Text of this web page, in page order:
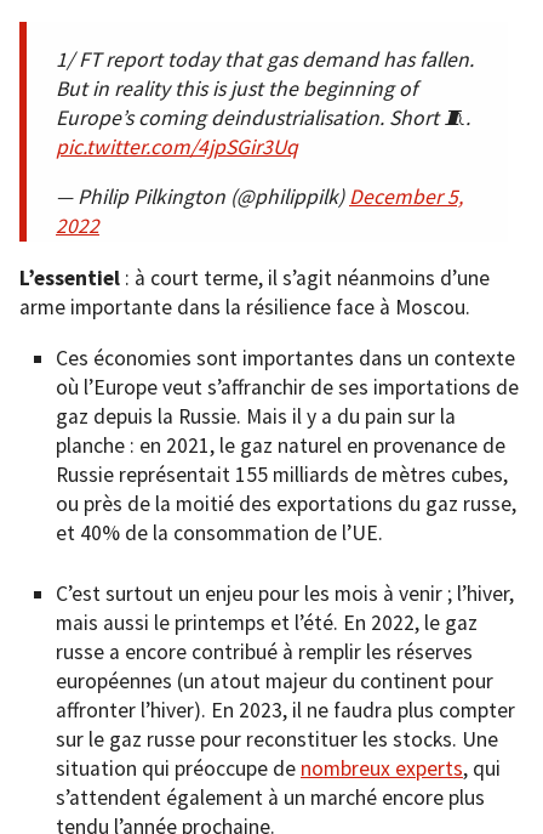
1/ FT report today that gas demand has fallen.
But in reality this is just the beginning of
Europe’s coming deindustrialisation. Short 🧵.
pic.twitter.com/4jpSGir3Uq
— Philip Pilkington (@philippilk)December 5,
2022
L’essentiel : à court terme, il s’agit néanmoins d’une
arme importante dans la résilience face à Moscou.
Ces économies sont importantes dans un contexte
où l’Europe veut s’affranchir de ses importations de
gaz depuis la Russie. Mais il y a du pain sur la
planche : en 2021, le gaz naturel en provenance de
Russie représentait 155 milliards de mètres cubes,
ou près de la moitié des exportations du gaz russe,
et 40% de la consommation de l’UE.
C’est surtout un enjeu pour les mois à venir ; l’hiver,
mais aussi le printemps et l’été. En 2022, le gaz
russe a encore contribué à remplir les réserves
européennes (un atout majeur du continent pour
affronter l’hiver). En 2023, il ne faudra plus compter
sur le gaz russe pour reconstituer les stocks. Une
situation qui préoccupe de nombreux experts, qui
s’attendent également à un marché encore plus
tendu l’année prochaine.